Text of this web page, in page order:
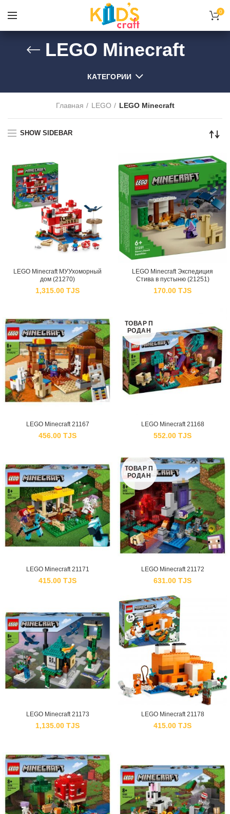
0
LEGO Minecraft
КАТЕГОРИИ
Главная LEGO LEGO Minecraft
SHOW SIDEBAR
LEGO Minecraft МУУхоморный
дом (21270)
1,315.00 TJS
LEGO Minecraft Экспедиция
Стива в пустыню (21251)
170.00 TJS
LEGO Minecraft 21167
456.00 TJS
ТОВАР П
РОДАН
LEGO Minecraft 21168
552.00 TJS
LEGO Minecraft 21171
415.00 TJS
ТОВАР П
РОДАН
LEGO Minecraft 21172
631.00 TJS
LEGO Minecraft 21173
1,135.00 TJS
LEGO Minecraft 21178
415.00 TJS